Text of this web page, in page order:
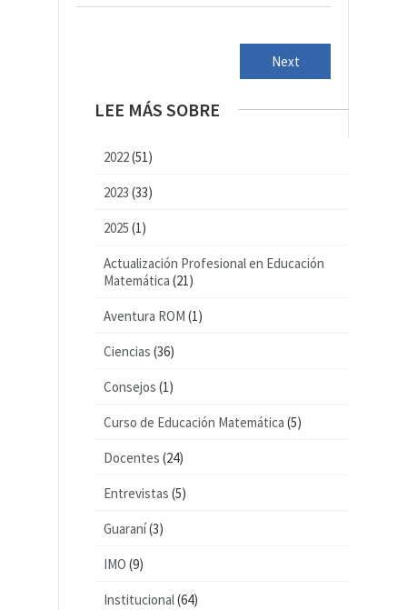
Next
LEE MÁS SOBRE
2022(51)
2023 (33)
2025 (1)
Actualización Profesional en Educación
Matemática (21)
Aventura ROM (1)
Ciencias (36)
Consejos (1)
Curso de Educación Matemática (5)
Docentes (24)
Entrevistas (5)
Guaraní(3)
IMO (9)
Institucional(64)